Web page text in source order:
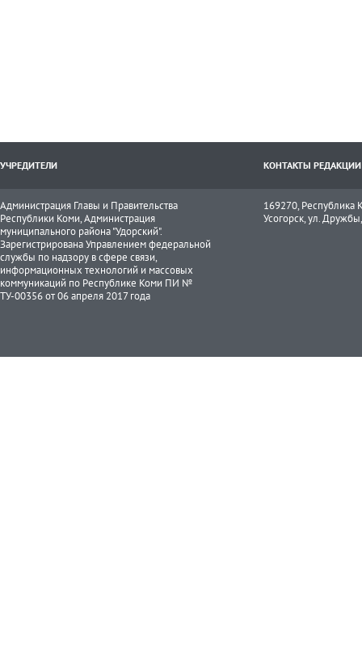
УЧРЕДИТЕЛИ КОНТАКТЫ РЕДАКЦИИ
Администрация Главы и Правительства
Республики Коми, Администрация
муниципального района "Удорский".
Зарегистрирована Управлением федеральной
службы по надзору в сфере связи,
информационных технологий и массовых
коммуникаций по Республике Коми ПИ №
ТУ-00356 от 06 апреля 2017 года
169270, Республика
Усогорск, ул.